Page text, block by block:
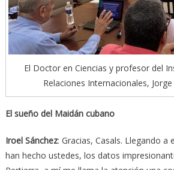
El Doctor en Ciencias y profesor del
Relaciones Internacionales,
El sueño del Maidán cubano
Iroel Sánchez: Gracias, Casals. Llegando
han hecho ustedes, los datos